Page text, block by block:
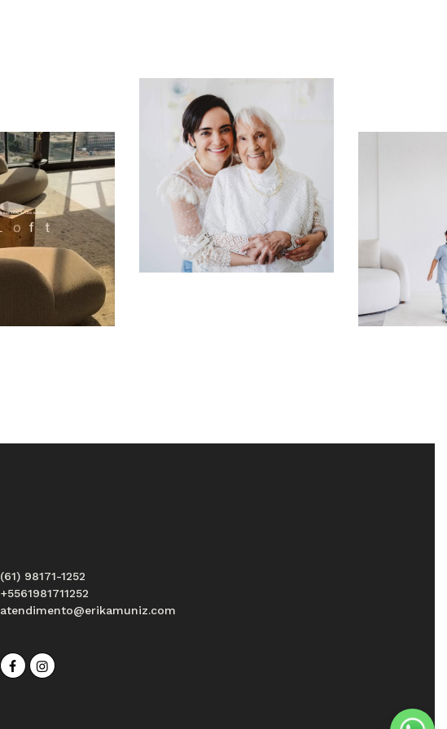
(61) 98171-1252
+5561981711252
atendimento@erikamuniz.com